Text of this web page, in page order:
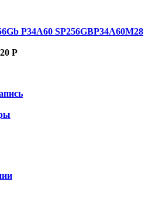
P34A60 SP256GBP34A60M28
Р